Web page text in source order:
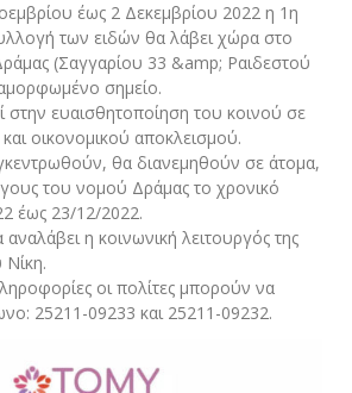
έως 2 Δεκεμβρίου 2022 η 1η
των ειδών θα λάβει χώρα στο
(Σαγγαρίου 33 &amp; Ραιδεστού
σημείο.
ευαισθητοποίηση του κοινού σε
οικονομικού αποκλεισμού.
θα διανεμηθούν σε άτομα,
του νομού Δράμας το χρονικό
έως 23/12/2022.
η κοινωνική λειτουργός της
οι πολίτες μπορούν να
25211-09233 και 25211-09232.